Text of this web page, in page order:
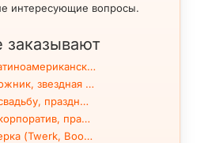
интересующие вопросы.
заказывают
звездная …
праздн…
пра…
(Twerk, Boo…